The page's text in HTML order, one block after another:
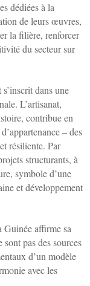
dédiées à la
de leurs œuvres,
la filière, renforcer
du secteur sur
dans une
L’artisanat,
contribue en
– des
résiliente. Par
structurants, à
symbole d’une
et développement
Guinée affirme sa
pas des sources
d’un modèle
avec les